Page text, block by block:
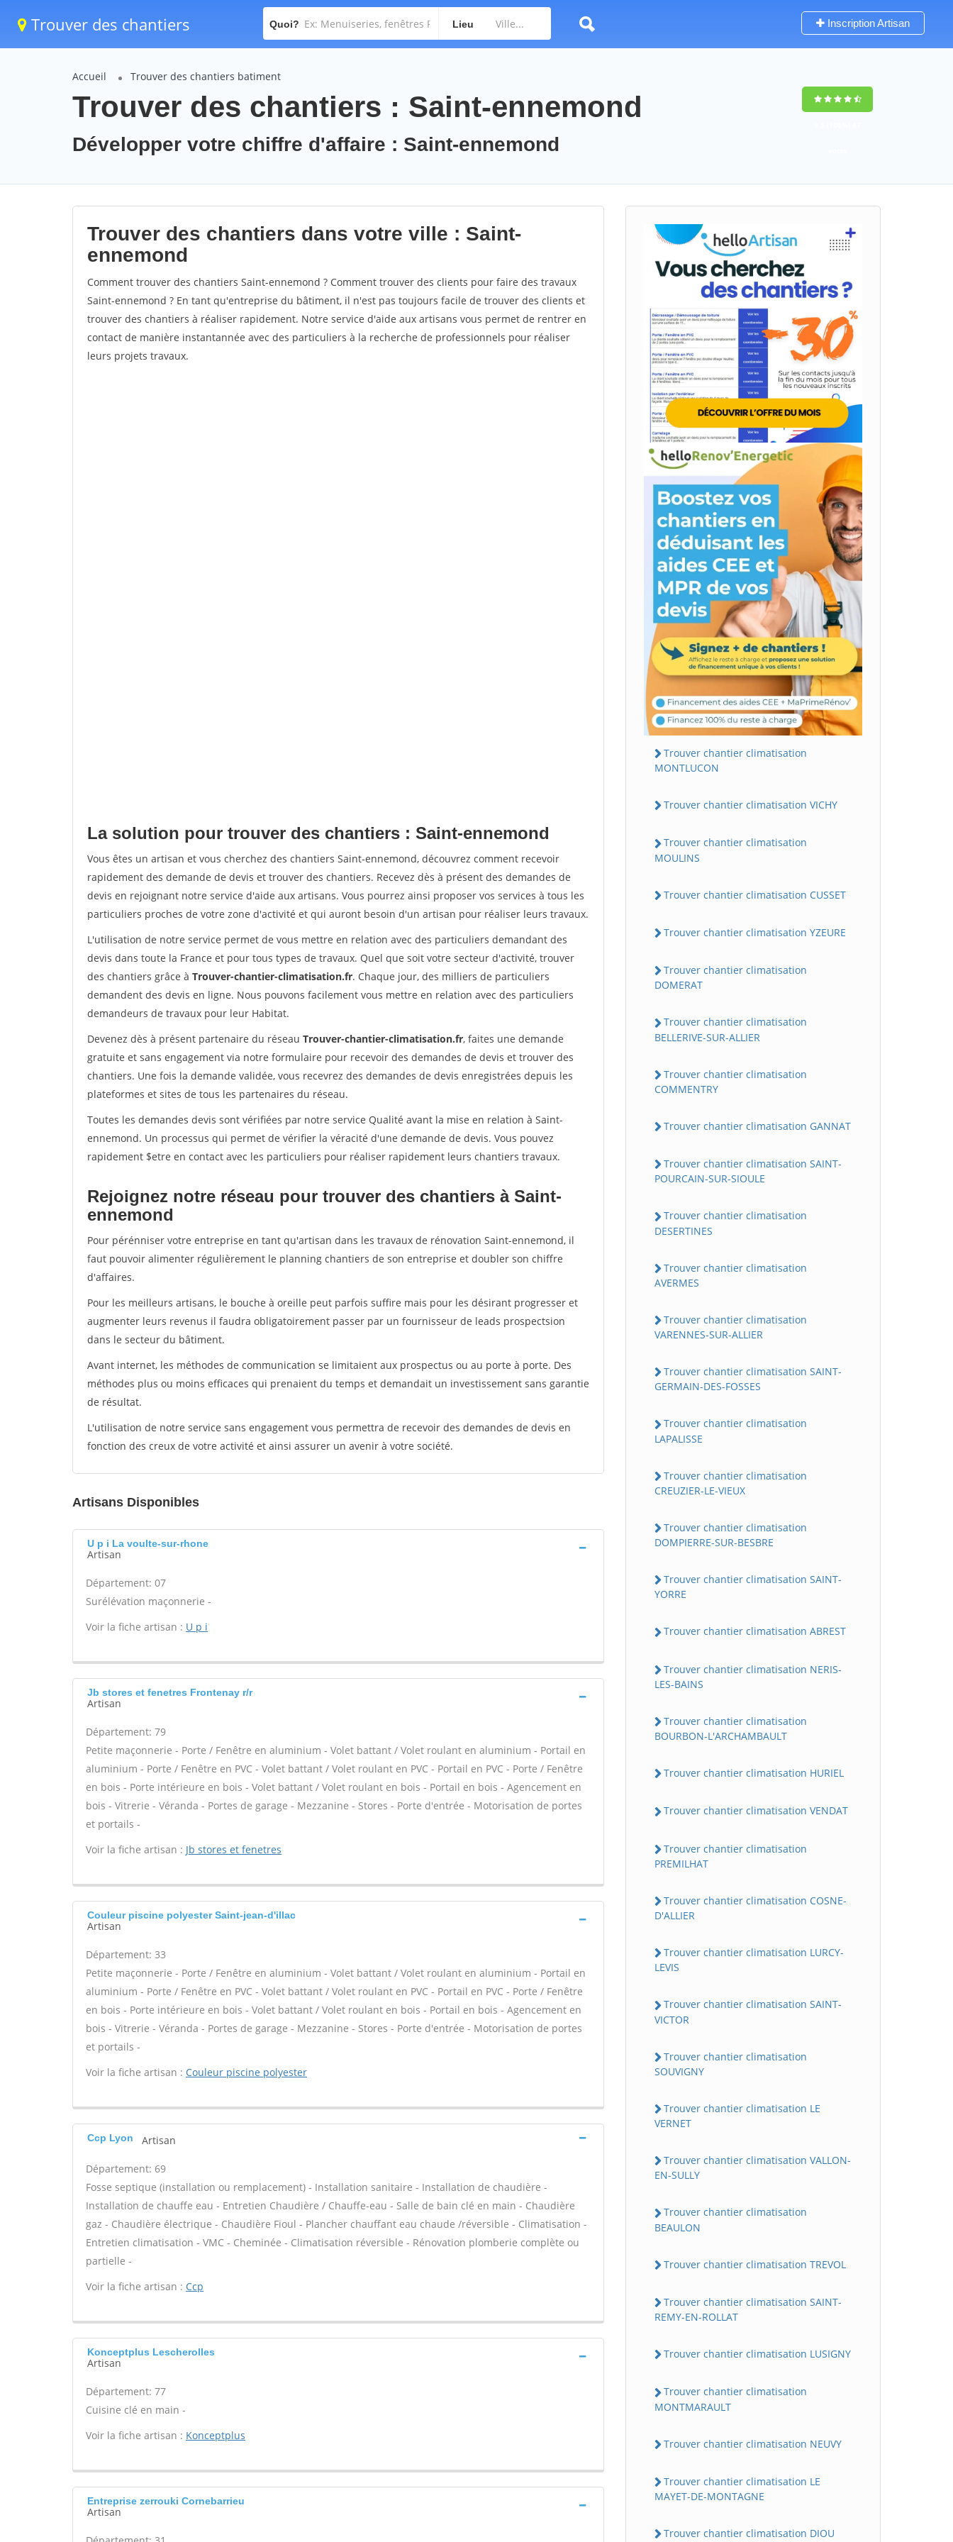
Trouver des chantiers Quoi? Lieu Inscription Artisan
Accueil Trouver des chantiers batiment
Trouver des chantiers : Saint-ennemond
Développer votre chiffre d'affaire : Saint-ennemond
Trouver des chantiers dans votre ville : Saint-
ennemond
Comment trouver des chantiers Saint-ennemond ? Comment trouver des clients pour faire des travaux
Saint-ennemond ? En tant qu'entreprise du bâtiment, il n'est pas toujours facile de trouver des clients et
trouver des chantiers à réaliser rapidement. Notre service d'aide aux artisans vous permet de rentrer en
contact de manière instantannée avec des particuliers à la recherche de professionnels pour réaliser
leurs projets travaux.
La solution pour trouver des chantiers : Saint-ennemond
Vous êtes un artisan et vous cherchez des chantiers Saint-ennemond, découvrez comment recevoir
rapidement des demande de devis et trouver des chantiers. Recevez dès à présent des demandes de
devis en rejoignant notre service d'aide aux artisans. Vous pourrez ainsi proposer vos services à tous les
particuliers proches de votre zone d'activité et qui auront besoin d'un artisan pour réaliser leurs travaux.
L'utilisation de notre service permet de vous mettre en relation avec des particuliers demandant des
devis dans toute la France et pour tous types de travaux. Quel que soit votre secteur d'activité, trouver
des chantiers grâce à Trouver-chantier-climatisation.fr. Chaque jour, des milliers de particuliers
demandent des devis en ligne. Nous pouvons facilement vous mettre en relation avec des particuliers
demandeurs de travaux pour leur Habitat.
Devenez dès à présent partenaire du réseau Trouver-chantier-climatisation.fr, faites une demande
gratuite et sans engagement via notre formulaire pour recevoir des demandes de devis et trouver des
chantiers. Une fois la demande validée, vous recevrez des demandes de devis enregistrées depuis les
plateformes et sites de tous les partenaires du réseau.
Toutes les demandes devis sont vérifiées par notre service Qualité avant la mise en relation à Saint-
ennemond. Un processus qui permet de vérifier la véracité d'une demande de devis. Vous pouvez
rapidement $etre en contact avec les particuliers pour réaliser rapidement leurs chantiers travaux.
Rejoignez notre réseau pour trouver des chantiers à Saint-
ennemond
Pour pérénniser votre entreprise en tant qu'artisan dans les travaux de rénovation Saint-ennemond, il
faut pouvoir alimenter régulièrement le planning chantiers de son entreprise et doubler son chiffre
d'affaires.
Pour les meilleurs artisans, le bouche à oreille peut parfois suffire mais pour les désirant progresser et
augmenter leurs revenus il faudra obligatoirement passer par un fournisseur de leads prospectsion
dans le secteur du bâtiment.
Avant internet, les méthodes de communication se limitaient aux prospectus ou au porte à porte. Des
méthodes plus ou moins efficaces qui prenaient du temps et demandait un investissement sans garantie
de résultat.
L'utilisation de notre service sans engagement vous permettra de recevoir des demandes de devis en
fonction des creux de votre activité et ainsi assurer un avenir à votre société.
Artisans Disponibles
U p i La voulte-sur-rhone
Artisan
Département: 07
Surélévation maçonnerie -
Voir la fiche artisan : U p i
Jb stores et fenetres Frontenay r/r
Artisan
Département: 79
Petite maçonnerie - Porte / Fenêtre en aluminium - Volet battant / Volet roulant en aluminium - Portail en
aluminium - Porte / Fenêtre en PVC - Volet battant / Volet roulant en PVC - Portail en PVC - Porte / Fenêtre
en bois - Porte intérieure en bois - Volet battant / Volet roulant en bois - Portail en bois - Agencement en
bois - Vitrerie - Véranda - Portes de garage - Mezzanine - Stores - Porte d'entrée - Motorisation de portes
et portails -
Voir la fiche artisan : Jb stores et fenetres
Couleur piscine polyester Saint-jean-d'illac
Artisan
Département: 33
Petite maçonnerie - Porte / Fenêtre en aluminium - Volet battant / Volet roulant en aluminium - Portail en
aluminium - Porte / Fenêtre en PVC - Volet battant / Volet roulant en PVC - Portail en PVC - Porte / Fenêtre
en bois - Porte intérieure en bois - Volet battant / Volet roulant en bois - Portail en bois - Agencement en
bois - Vitrerie - Véranda - Portes de garage - Mezzanine - Stores - Porte d'entrée - Motorisation de portes
et portails -
Voir la fiche artisan : Couleur piscine polyester
Ccp Lyon Artisan
Département: 69
Fosse septique (installation ou remplacement) - Installation sanitaire - Installation de chaudière -
Installation de chauffe eau - Entretien Chaudière / Chauffe-eau - Salle de bain clé en main - Chaudière
gaz - Chaudière électrique - Chaudière Fioul - Plancher chauffant eau chaude /réversible - Climatisation -
Entretien climatisation - VMC - Cheminée - Climatisation réversible - Rénovation plomberie complète ou
partielle -
Voir la fiche artisan : Ccp
Konceptplus Lescherolles
Artisan
Département: 77
Cuisine clé en main -
Voir la fiche artisan : Konceptplus
Entreprise zerrouki Cornebarrieu
Artisan
Trouver chantier climatisation
MONTLUCON
Trouver chantier climatisation VICHY
Trouver chantier climatisation
MOULINS
Trouver chantier climatisation CUSSET
Trouver chantier climatisation YZEURE
Trouver chantier climatisation
DOMERAT
Trouver chantier climatisation
BELLERIVE-SUR-ALLIER
Trouver chantier climatisation
COMMENTRY
Trouver chantier climatisation GANNAT
Trouver chantier climatisation SAINT-
POURCAIN-SUR-SIOULE
Trouver chantier climatisation
DESERTINES
Trouver chantier climatisation
AVERMES
Trouver chantier climatisation
VARENNES-SUR-ALLIER
Trouver chantier climatisation SAINT-
GERMAIN-DES-FOSSES
Trouver chantier climatisation
LAPALISSE
Trouver chantier climatisation
CREUZIER-LE-VIEUX
Trouver chantier climatisation
DOMPIERRE-SUR-BESBRE
Trouver chantier climatisation SAINT-
YORRE
Trouver chantier climatisation ABREST
Trouver chantier climatisation NERIS-
LES-BAINS
Trouver chantier climatisation
BOURBON-L'ARCHAMBAULT
Trouver chantier climatisation HURIEL
Trouver chantier climatisation VENDAT
Trouver chantier climatisation
PREMILHAT
Trouver chantier climatisation COSNE-
D'ALLIER
Trouver chantier climatisation LURCY-
LEVIS
Trouver chantier climatisation SAINT-
VICTOR
Trouver chantier climatisation
SOUVIGNY
Trouver chantier climatisation LE
VERNET
Trouver chantier climatisation VALLON-
EN-SULLY
Trouver chantier climatisation
BEAULON
Trouver chantier climatisation TREVOL
Trouver chantier climatisation SAINT-
REMY-EN-ROLLAT
Trouver chantier climatisation LUSIGNY
Trouver chantier climatisation
MONTMARAULT
Trouver chantier climatisation NEUVY
Trouver chantier climatisation LE
MAYET-DE-MONTAGNE
Trouver chantier climatisation DIOU